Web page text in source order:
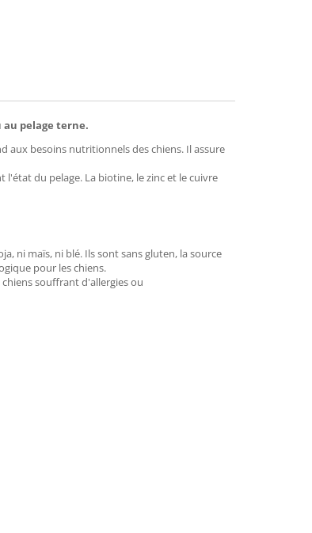
pelage terne.
aux besoins nutritionnels des chiens. Il assure
du pelage. La biotine, le zinc et le cuivre
ni maïs, ni blé. Ils sont sans gluten, la source
pour les chiens.
souffrant d'allergies ou